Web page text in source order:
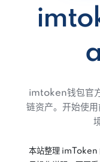
imtoken钱包官
链资产。开始使
本站整理 imToken